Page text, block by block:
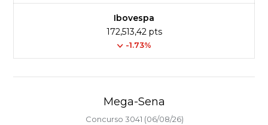
Ibovespa
172,513,42 pts
-1.73%
Mega-Sena
Concurso 3041 (06/08/26)